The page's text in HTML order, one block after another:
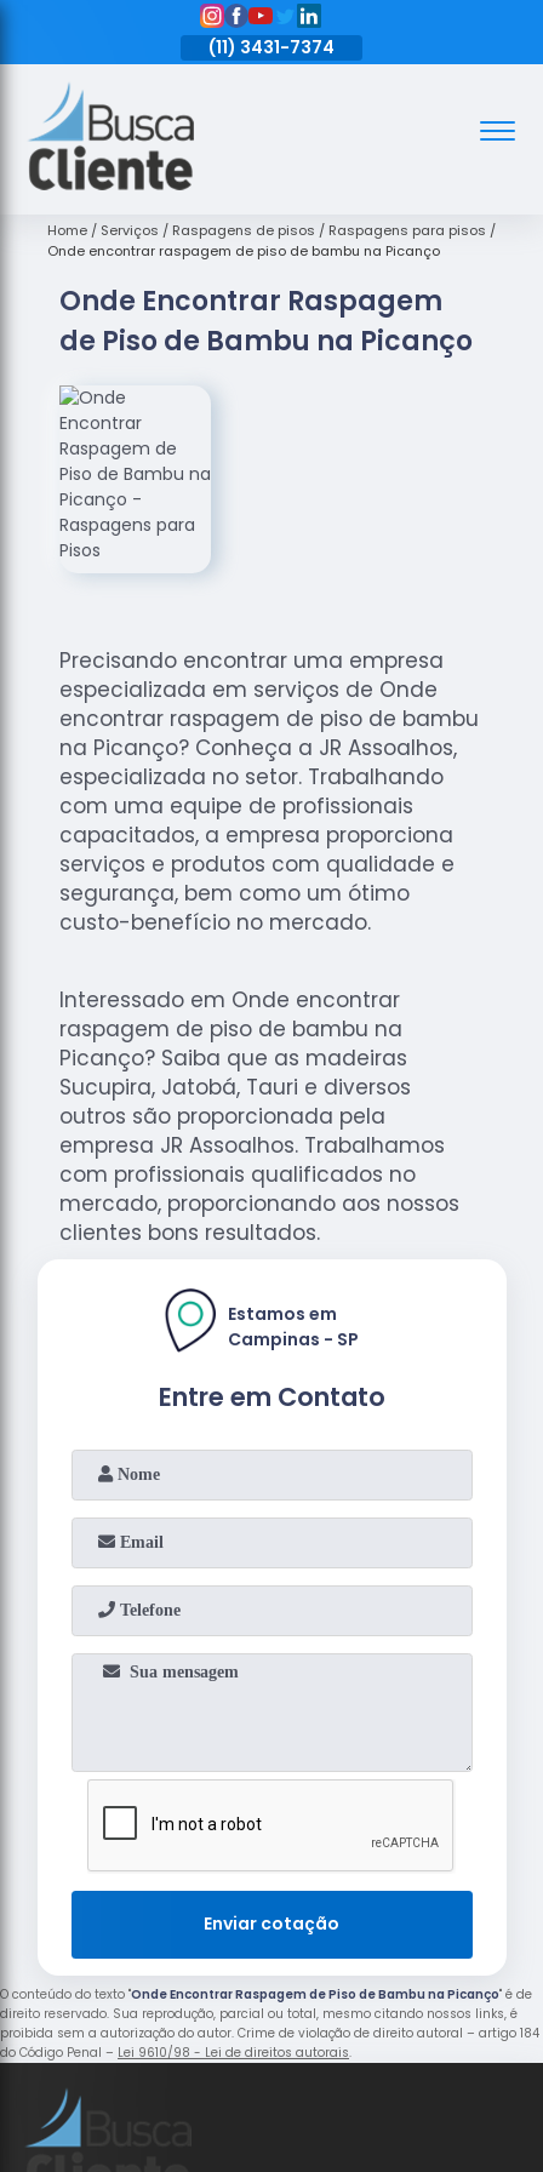
(11) 3431-7374
Assoalhos
de Madeira
Madeira
Empresas
Assoalhos
de Madeira
Loja de
Assoalhos
Raspagem
de
Assoalhos
Raspagem
de Tacos
de
Madeiras
Raspagens
de Pisos
Tacos de
Madeiras
Home Serviços Raspagens de pisos
Raspagens para pisos
Onde encontrar raspagem de piso de bambu na Picanço
Onde Encontrar Raspagem
de Piso de Bambu na Picanço
Precisando encontrar uma empresa
especializada em serviços de Onde
encontrar raspagem de piso de bambu
na Picanço? Conheça a JR Assoalhos,
especializada no setor. Trabalhando
com uma equipe de profissionais
capacitados, a empresa proporciona
serviços e produtos com qualidade e
segurança, bem como um ótimo
custo-benefício no mercado.
Interessado em Onde encontrar
raspagem de piso de bambu na
Picanço? Saiba que as madeiras
Sucupira, Jatobá, Tauri e diversos
outros são proporcionada pela
empresa JR Assoalhos. Trabalhamos
com profissionais qualificados no
mercado, proporcionando aos nossos
clientes bons resultados.
Entre em Contato
Estamos em
Campinas - SP
Enviar cotação
O conteúdo do texto "Onde Encontrar Raspagem de Piso de Bambu na Picanço" é de
direito reservado. Sua reprodução, parcial ou total, mesmo citando nossos links, é
proibida sem a autorização do autor. Crime de violação de direito autoral – artigo 184
do Código Penal – Lei 9610/98 - Lei de direitos autorais.